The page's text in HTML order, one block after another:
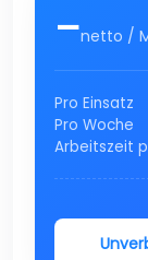
–netto /
Pro Einsatz
Pro Woche
Arbeitszeit